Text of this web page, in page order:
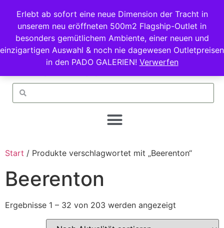
Erlebt ab sofort eine neue Dimension der Tracht in
unserem neu eröffneten 500m2 Flagship-Outlet in
besonders gemütlichem Ambiente, einer neuen und
einzigartigen Auswahl & noch nie dagewesen Outletpreisen
in den PADO GALERIEN! Verwerfen
Start / Produkte verschlagwortet mit „Beerenton“
Beerenton
Ergebnisse 1 – 32 von 203 werden angezeigt